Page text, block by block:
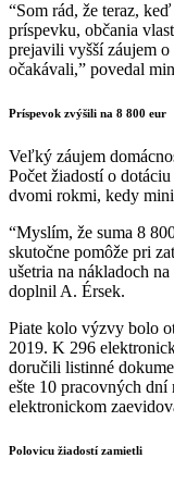
“Som rád, že teraz,
príspevku, občania
prejavili vyšší záujem
očakávali,” povedal
Príspevok zvýšili na 8 800 eur
Veľký záujem
Počet žiadostí o
dvomi rokmi, kedy
“Myslím, že suma 8
skutočne pomôže pri
ušetria na nákladoch
doplnil A. Érsek.
Piate kolo výzvy bolo
2019. K 296
doručili listinné
ešte 10 pracovných
elektronickom
Polovicu žiadostí zamietli